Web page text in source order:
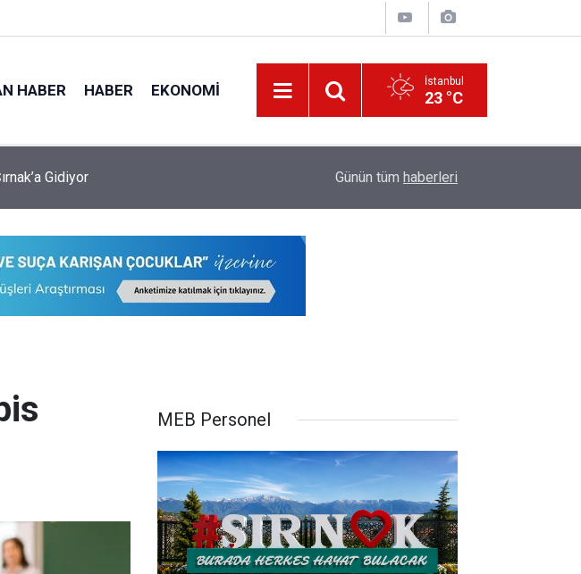
HABER HABER EKONOMI İstanbul
23 °C
LGS Nakil Tercihi Yapacak Öğrencilere
Günün tüm haberleri
MEB Personel